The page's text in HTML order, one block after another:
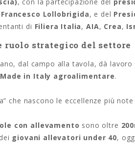
Lollobrigida, e del
di Filiera Italia, AIA, Crea,
ruolo strategico del settore
dal campo alla tavola, dà lavoro
Made in Italy agroalimentare.
che nascono le eccellenze più
con allevamento sono oltre
giovani allevatori under 40,